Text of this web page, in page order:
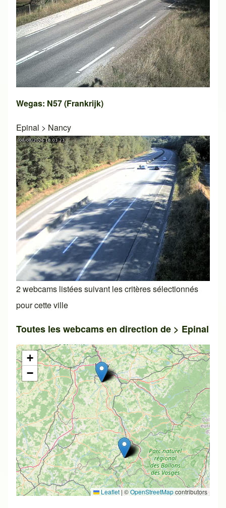
Wegas: N57 (Frankrijk)
Epinal > Nancy
2 webcams listées suivant les critères sélectionnés
pour cette ville
Toutes les webcams en direction de > Epinal
+
−
Leaflet | ©OpenStreetMapcontributors